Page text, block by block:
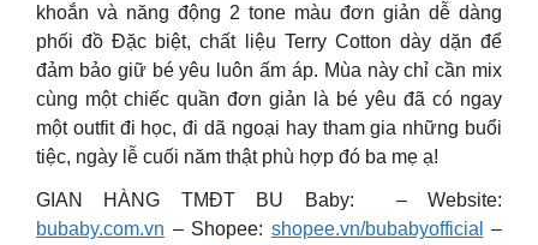
khoắn và năng động 2 tone màu đơn giản dễ dàng
phối đồ Đặc biệt, chất liệu Terry Cotton dày dặn để
đảm bảo giữ bé yêu luôn ấm áp. Mùa này chỉ cần mix
cùng một chiếc quần đơn giản là bé yêu đã có ngay
một outfit đi học, đi dã ngoại hay tham gia những buổi
tiệc, ngày lễ cuối năm thật phù hợp đó ba mẹ ạ!
GIAN HÀNG TMĐT BU Baby: – Website:
bubaby.com.vn – Shopee: shopee.vn/bubabyofficial
–